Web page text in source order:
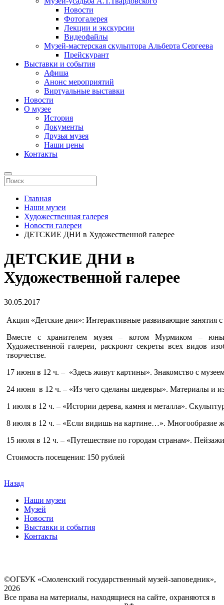
Новости
Фотогалерея
Лекции и экскурсии
Видеофайлы
Музей-мастерская скульптора Альберта Сергеева
Прейскурант
Выставки и события
Афиша
Анонс мероприятий
Виртуальные выставки
Новости
О музее
История
Документы
Друзья музея
Наши цены
Контакты
Главная
Наши музеи
Художественная галерея
Новости галереи
ДЕТСКИЕ ДНИ в Художественной галерее
ДЕТСКИЕ ДНИ в
Художественной галерее
30.05.2017
Акция «Детские дни»: Интерактивные развивающие занятия с
Вместе с хранителем музея – котом Мурмиком – юные
Художественной галереи, раскроют секреты всех видов
творчестве.
17 июня в 12 ч. – «Здесь живут картины». Знакомство с
24 июня в 12 ч. – «Из чего сделаны шедевры». Материалы и
1 июля в 12 ч. – «Истории дерева, камня и металла».
8 июля в 12 ч. – «Если видишь на картине…». Многообразие
15 июля в 12 ч. – «Путешествие по городам странам».
Стоимость посещения: 150 рублей
Назад
Наши музеи
Музей
Новости
Выставки и события
Контакты
©ОГБУК «Смоленский государственный музей-заповедник»,
2026
Все права на материалы, находящиеся на сайте, охраняются в